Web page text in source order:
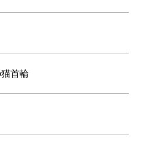
首輪